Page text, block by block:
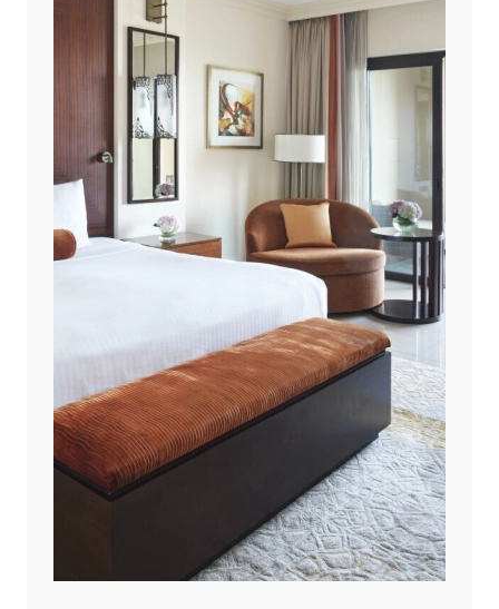
The Lana, Dorchester Collection
The Ritz-Carlton, Dubai
The St. Regis Dubai, The Palm
The Westin Dubai Mina Seyahi Beach Resort & Marina
Vida Creek Harbour
Vida Emirates Hills
Waldorf Astoria Dubai Palm Jumeirah
ОМАН
РАС-ЭЛЬ-ХАЙМА 7
УММ-АЛЬ-КУВЕЙН